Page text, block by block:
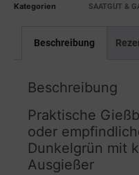
Kategorien
SAATGUT &
Beschreibung
Beschreibung
Praktische
oder
Dunkelgrün mit
Ausgießer